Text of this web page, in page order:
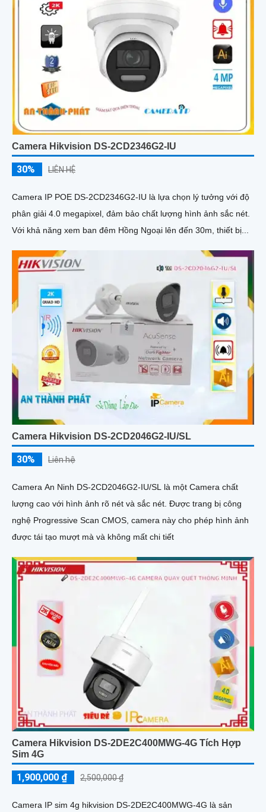
Camera Hikvision DS-2CD2346G2-IU
30% LIÊN HỆ
Camera IP POE DS-2CD2346G2-IU là lựa chọn lý tưởng với độ
phân giải 4.0 megapixel, đảm bảo chất lượng hình ảnh sắc nét.
Với khả năng xem ban đêm Hồng Ngoại lên đến 30m, thiết bị...
Camera Hikvision DS-2CD2046G2-IU/SL
30% Liên hệ
Camera An Ninh DS-2CD2046G2-IU/SL là một Camera chất
lượng cao với hình ảnh rõ nét và sắc nét. Được trang bị công
nghệ Progressive Scan CMOS, camera này cho phép hình ảnh
được tái tạo mượt mà và không mất chi tiết
Camera Hikvision DS-2DE2C400MWG-4G Tích Hợp
Sim 4G
1,900,000 ₫ 2,500,000 ₫
Camera IP sim 4g hikvision DS-2DE2C400MWG-4G là sản